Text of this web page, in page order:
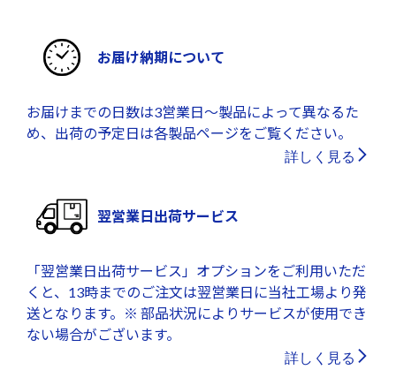
お届け納期について
お届けまでの日数は3営業日～製品によって異なるた
め、出荷の予定日は各製品ページをご覧ください。
詳しく見る
翌営業日出荷サービス
「翌営業日出荷サービス」オプションをご利用いただ
くと、13時までのご注文は翌営業日に当社工場より発
送となります。※ 部品状況によりサービスが使用でき
ない場合がございます。
詳しく見る